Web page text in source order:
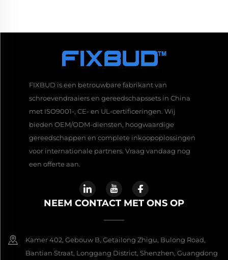
FIXBUD is een betrouwbare fabrikant van
schroevendraaiers en gereedschapssets in China
met ISO9001-, CE- en UL-certificeringen. Wij
bieden OEM/ODM-diensten, hoogwaardige
gereedschappen en complete inkoopoplossingen
voor internationale partners. Vraag vandaag nog
een offerte aan.
NEEM CONTACT MET ONS OP
Kamer 402, Gebouw B, Getailong Zhigu, Bulong Road,
Bantian Straat, Longgang District, Shenzhen, Guangdong